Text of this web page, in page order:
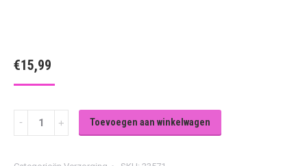
€15,99
Badjas
voor
Toevoegen aan winkelwagen